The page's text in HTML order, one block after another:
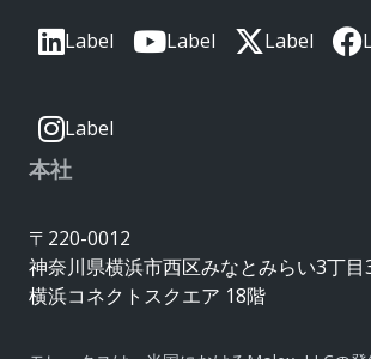
Label Label Label
Label
本社
〒220-0012
神奈川県横浜市西区みなとみらい3丁目
横浜コネクトスクエア 18階